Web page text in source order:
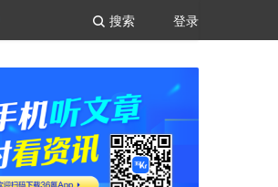
登录
搜索